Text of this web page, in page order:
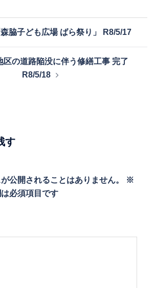
脇子ども広場 ばら祭り」 R8/5/17
区の道路陥没に伴う修繕工事 完了
R8/5/18
す
公開されることはありません。
※
必須項目です